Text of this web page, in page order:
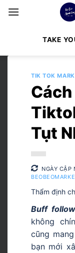
Bỏ
qua
TAKE
TIK TOK
Tụt
NGÀY CẬP
Thẩm định
Buff
không
cũng
bạn mới